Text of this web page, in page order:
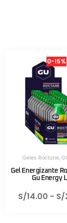
0-15%
Geles Roctane,
Gel Energizante
Gu Energy
S/14.00 - S/